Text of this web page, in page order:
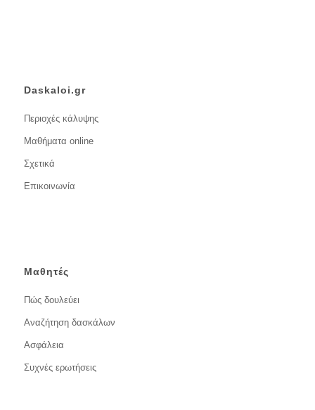
Daskaloi.gr
Περιοχές κάλυψης
Μαθήματα online
Σχετικά
Επικοινωνία
Μαθητές
Πώς δουλεύει
Αναζήτηση δασκάλων
Ασφάλεια
Συχνές ερωτήσεις